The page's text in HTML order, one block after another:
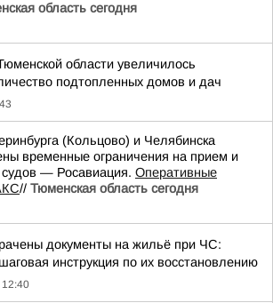
область сегодня
области увеличилось
подтопленных домов и дач
(Кольцово) и Челябинска
временные ограничения на прием и
— Росавиация. Оперативные
// Тюменская область сегодня
документы на жильё при ЧС:
инструкция по их восстановлению
12:40